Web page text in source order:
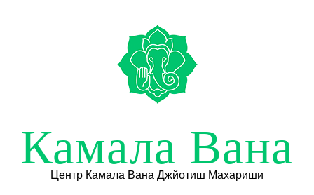
Камала Вана
Центр Камала Вана Джйотиш Махариши